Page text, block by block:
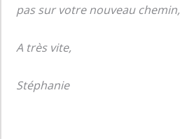
pas sur votre nouveau chemin,
A très vite,
Stéphanie